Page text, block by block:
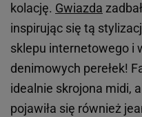
kolację. Gwiazda
inspirując się tą
sklepu internetowego i
denimowych perełek!
idealnie skrojona midi,
pojawiła się również